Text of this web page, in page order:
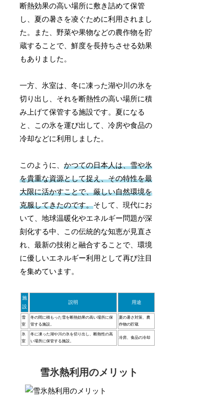
断熱効果の高い場所に敷き詰めて保管
し、夏の暑さを凌ぐために利用されまし
た。また、野菜や果物などの農作物を貯
蔵することで、鮮度を長持ちさせる効果
もありました。
一方、氷室は、冬に凍った湖や川の氷を
切り出し、それを断熱性の高い場所に積
み上げて保管する施設です。夏になる
と、この氷を運び出して、冷房や食品の
冷却などに利用しました。
このように、かつての日本人は、雪や氷
を貴重な資源として捉え、その特性を最
大限に活かすことで、厳しい自然環境を
克服してきたのです。そして、現代にお
いて、地球温暖化やエネルギー問題が深
刻化する中、この伝統的な知恵が見直さ
れ、最新の技術と融合することで、環境
に優しいエネルギー利用として再び注目
を集めています。
施
設
説明 用途
雪
室
冬の間に積もった雪を断熱効果の高い場所に保
管する施設。
夏の暑さ対策、農
作物の貯蔵
氷
室
冬に凍った湖や川の氷を切り出し、断熱性の高
い場所に保管する施設。
冷房、食品の冷却
雪氷熱利用のメリット